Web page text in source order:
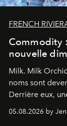
FRENCH
Commodity
nouvelle
Milk. Milk
noms sont
Derrière eux,
codes de la
une approche
05.08.2026 by